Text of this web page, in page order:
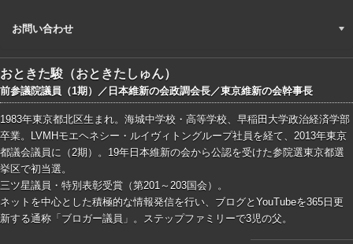
お問い合わせ
おときた駿（おときたしゅん）
前参議院議員（1期）／日本維新の会政調会長／東京維新の会幹事長
1983年東京都北区生まれ。海城中学校・高等学校、早稲田大学政治経済学部
卒業。LVMHモエヘネシー・ルイヴィトングループ社員を経て、2013年東京
都議会議員に（2期）。19年日本維新の会から公認を受けた参院選東京都選
挙区で初当選。
三ツ星議員・特別表彰受賞（第201～203国会）。
ネットを中心とした積極的な情報発信を行い、ブログとYouTubeを365日更
新する通称「ブロガー議員」。ステップファミリーで3児の父。